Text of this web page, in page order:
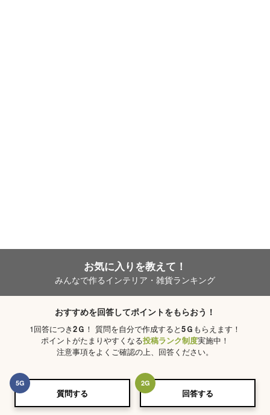
お気に入りを教えて！
みんなで作るインテリア・雑貨ランキング
おすすめを回答してポイントをもらおう！
1回答につき2Ｇ ！ 質問を自分で作成すると5Ｇ もらえます！
ポイントがたまりやすくなる投稿ランク制度実施中！
注意事項をよくご確認の上、回答ください。
5G
質問する
2G
回答する